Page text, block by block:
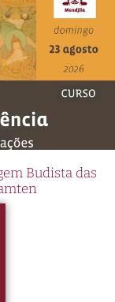
Budista das